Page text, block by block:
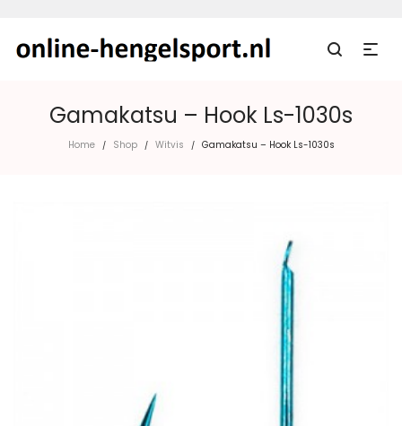
Gamakatsu – Hook Ls-1030s
Home / Shop / Witvis / Gamakatsu – Hook Ls-1030s